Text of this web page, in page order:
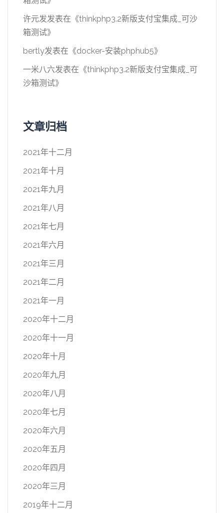
许元发发表在《thinkphp3.2新版支付宝集成_可沙
箱测试》
bertly发表在《docker-安装phphub5》
一米八六发表在《thinkphp3.2新版支付宝集成_可
沙箱测试》
文章归档
2021年十二月
2021年十月
2021年九月
2021年八月
2021年七月
2021年六月
2021年三月
2021年二月
2021年一月
2020年十二月
2020年十一月
2020年十月
2020年九月
2020年八月
2020年七月
2020年六月
2020年五月
2020年四月
2020年三月
2019年十二月